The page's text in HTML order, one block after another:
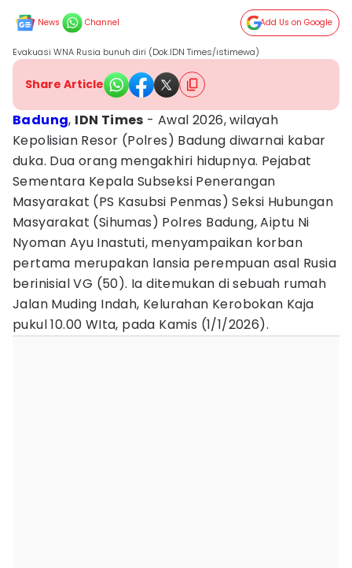
News Channel Add Us on Google
Evakuasi WNA Rusia bunuh diri (Dok.IDN Times/istimewa)
Share Article
Badung, IDN Times - Awal 2026, wilayah
Kepolisian Resor (Polres) Badung diwarnai kabar
duka. Dua orang mengakhiri hidupnya. Pejabat
Sementara Kepala Subseksi Penerangan
Masyarakat (PS Kasubsi Penmas) Seksi Hubungan
Masyarakat (Sihumas) Polres Badung, Aiptu Ni
Nyoman Ayu Inastuti, menyampaikan korban
pertama merupakan lansia perempuan asal Rusia
berinisial VG (50). Ia ditemukan di sebuah rumah
Jalan Muding Indah, Kelurahan Kerobokan Kaja
pukul 10.00 WIta, pada Kamis (1/1/2026).